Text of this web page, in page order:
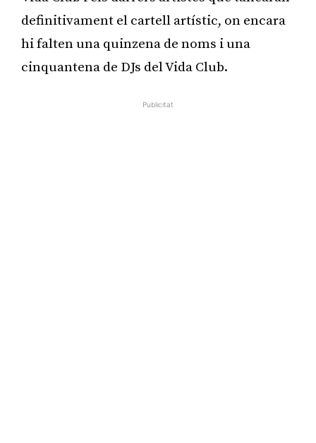
definitivament el cartell artístic, on encara
hi falten una quinzena de noms i una
cinquantena de DJs del Vida Club.
Publicitat